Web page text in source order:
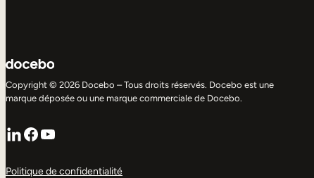
Copyright © 2026 Docebo – Tous droits réservés. Docebo est une
marque déposée ou une marque commerciale de Docebo.
LinkedIn
Facebook
YouTube
Politique de confidentialité